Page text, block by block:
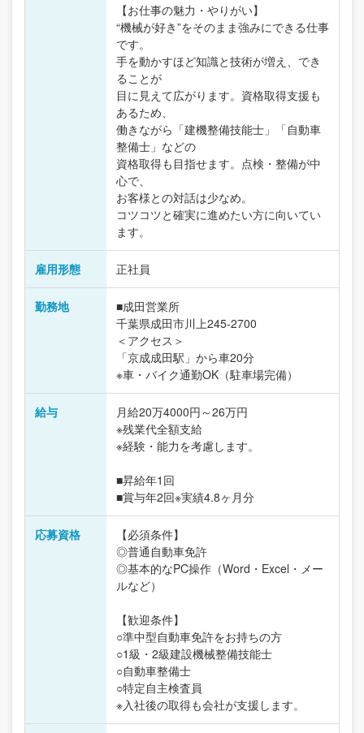
【お仕事の魅力・やりがい】
“機械が好き”をそのまま強みにできる仕事
です。
手を動かすほど知識と技術が増え、でき
ることが
目に見えて広がります。資格取得支援も
あるため、
働きながら「建機整備技能士」「自動車
整備士」などの
資格取得も目指せます。点検・整備が中
心で、
お客様との対話は少なめ。
コツコツと確実に進めたい方に向いてい
ます。
雇用形態 正社員
勤務地
■成田営業所
千葉県成田市川上245-2700
＜アクセス＞
「京成成田駅」から車20分
※車・バイク通勤OK（駐車場完備）
給与
月給20万4000円～26万円
※残業代全額支給
※経験・能力を考慮します。
■昇給年1回
■賞与年2回※実績4.8ヶ月分
応募資格
【必須条件】
◎普通自動車免許
◎基本的なPC操作（Word・Excel・メー
ルなど）
【歓迎条件】
○準中型自動車免許をお持ちの方
○1級・2級建設機械整備技能士
○自動車整備士
○特定自主検査員
※入社後の取得も会社が支援します。